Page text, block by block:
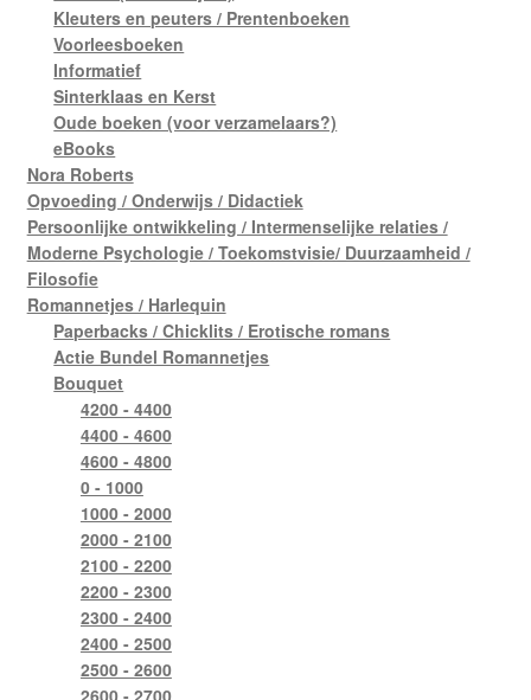
Kleuters en peuters / Prentenboeken
Voorleesboeken
Informatief
Sinterklaas en Kerst
Oude boeken (voor verzamelaars?)
eBooks
Nora Roberts
Opvoeding / Onderwijs / Didactiek
Persoonlijke ontwikkeling / Intermenselijke relaties /
Moderne Psychologie / Toekomstvisie/ Duurzaamheid /
Filosofie
Romannetjes / Harlequin
Paperbacks / Chicklits / Erotische romans
Actie Bundel Romannetjes
Bouquet
4200 - 4400
4400 - 4600
4600 - 4800
0 - 1000
1000 - 2000
2000 - 2100
2100 - 2200
2200 - 2300
2300 - 2400
2400 - 2500
2500 - 2600